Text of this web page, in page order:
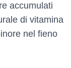
accumulati
di vitamina
nel fieno